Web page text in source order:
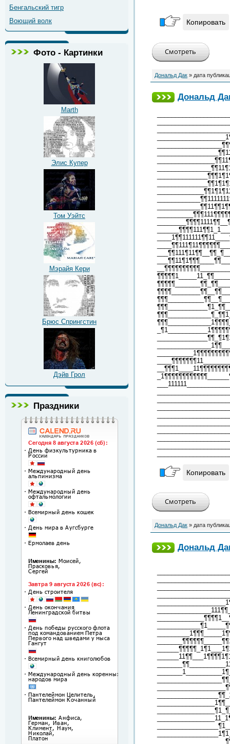
Бенгальский тигр
Воющий волк
Фото - Картинки
Marth
Элис Купер
Том Уэйтс
Мэрайя Кери
Брюс Спрингстин
Дэйв Грол
Праздники
Копировать
Дональд Дак » дата
Дональд
Копировать
Дональд Дак » дата
Дональд